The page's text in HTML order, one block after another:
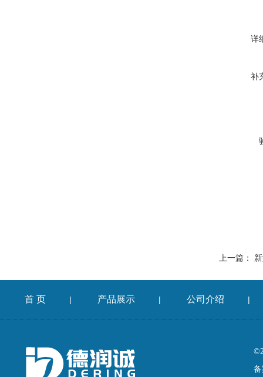
详
补
上一篇：
首 页 | 产品展示 | 公司介绍 |
备